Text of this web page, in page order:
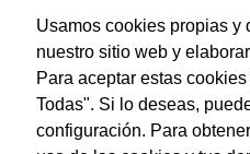
Piscina riñón 10×4
Usamos cookies propias y
nuestro sitio web y
Para aceptar estas
Todas". Si lo deseas,
configuración. Para